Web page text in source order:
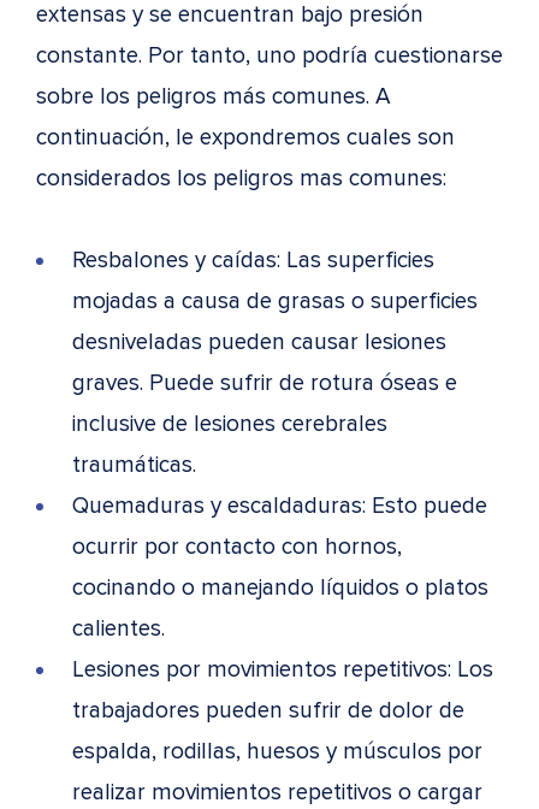
extensas y se encuentran bajo presión
constante. Por tanto, uno podría cuestionarse
sobre los peligros más comunes. A
continuación, le expondremos cuales son
considerados los peligros mas comunes:
Resbalones y caídas: Las superficies
mojadas a causa de grasas o superficies
desniveladas pueden causar lesiones
graves. Puede sufrir de rotura óseas e
inclusive de lesiones cerebrales
traumáticas.
Quemaduras y escaldaduras: Esto puede
ocurrir por contacto con hornos,
cocinando o manejando líquidos o platos
calientes.
Lesiones por movimientos repetitivos: Los
trabajadores pueden sufrir de dolor de
espalda, rodillas, huesos y músculos por
realizar movimientos repetitivos o cargar